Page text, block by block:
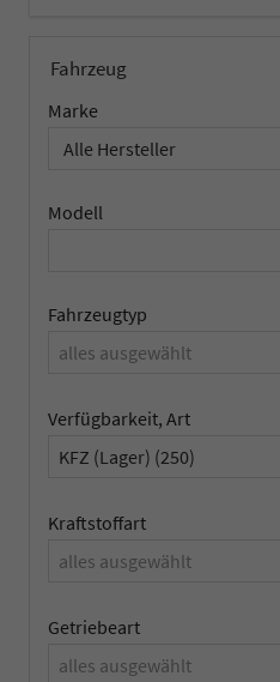
Fahrzeug
Marke
Modell
Fahrzeugtyp
alles ausgewählt
Verfügbarkeit, Art
KFZ (Lager) (250)
Kraftstoffart
alles ausgewählt
Getriebeart
alles ausgewählt